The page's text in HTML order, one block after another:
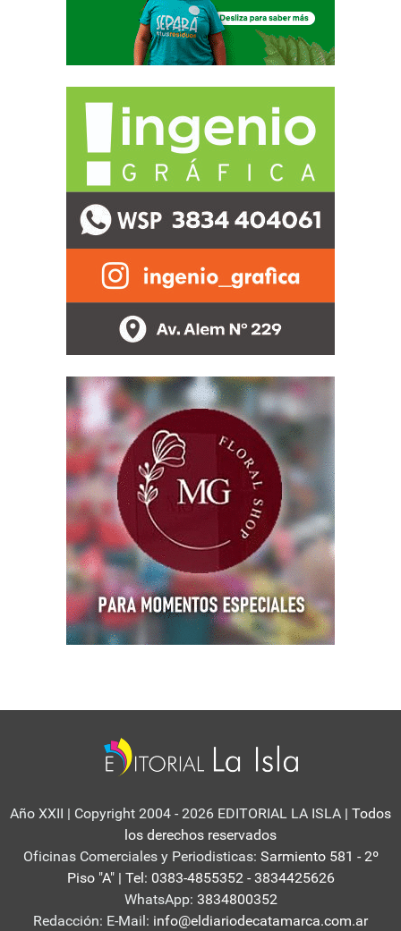
Año XXII | Copyright 2004 - 2026 EDITORIAL LA ISLA | Todos
los derechos reservados
Oficinas Comerciales y Periodisticas: Sarmiento 581 - 2º
Piso "A" | Tel: 0383-4855352 - 3834425626
WhatsApp: 3834800352
Redacción: E-Mail: info@eldiariodecatamarca.com.ar